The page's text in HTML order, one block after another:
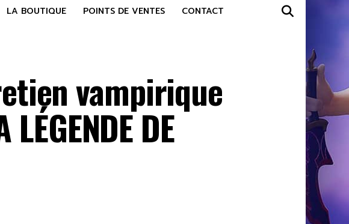
LA BOUTIQUE POINTS DE VENTES CONTACT
vampirique
DE